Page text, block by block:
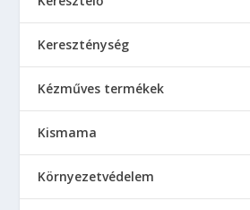
Kereszténység
Kézműves termékek
Kismama
Környezetvédelem